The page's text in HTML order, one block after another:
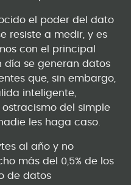
el poder del dato
resiste a medir, y es
con el principal
día se generan datos
que, sin embargo,
inteligente,
del simple
les haga caso.
al año y no
más del 0,5% de los
de datos